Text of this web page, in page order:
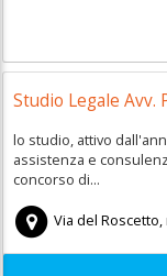
Studio Legale Avv.
lo studio, attivo
assistenza e
concorso di...
Via del Roscetto,